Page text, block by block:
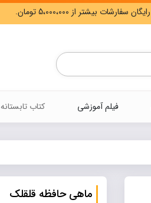
Products
search
فیلم آموزشی کتاب تابستانه
ماهی حافظه قلقلک